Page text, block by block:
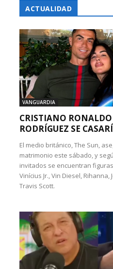
ACTUALIDAD
VANGUARDIA
CRISTIANO
RODRÍGUEZ SE
El medio británico, The Sun,
matrimonio este sábado, y
invitados se encuentran
Vinícius Jr., Vin Diesel,
Travis Scott.